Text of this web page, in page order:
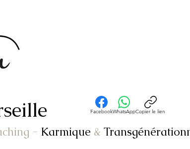
- Karmique &
FacebookWhatsAppCopier le lien